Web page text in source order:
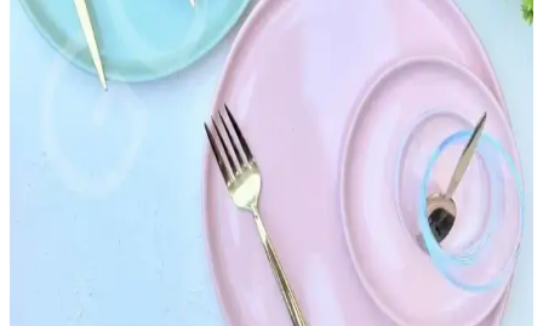
Emsan İstiridye Ürünleri: Mutfak Hijyeni ve
Dayanıklılık İçin Profesyonel Çözümler
Emsan istiridye ürünleri, yüksek kalite ve hijyen standartlarıyla
mutfak ve restoranlarda dayanıklı ve pratik kullanım sağlar.
Ferforje Mutfak Askıları: Estetik ve Dayanıklı
Çözümlerle Mutfak Dekorasyonunu Geliştirin
Ferforje mutfak askıları, dayanıklı ve estetik tasarımlarıyla mutfak
düzenini sağlar. Çeşitli kullanım alanları ve bakım ipuçlarıyla uzun